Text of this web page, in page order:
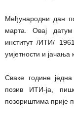
Међународни дан
марта. Овај
институт /ИТИ/
умјетности и јачања
Сваке године
позив ИТИ-ја,
позориштима прије